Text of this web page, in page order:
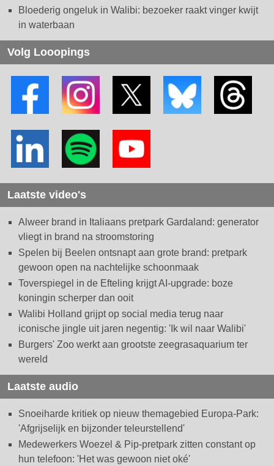
Bloederig ongeluk in Walibi: bezoeker raakt vinger kwijt
in waterbaan
Volg Looopings
Laatste video's
Alweer brand in Italiaans pretpark Gardaland: generator
vliegt in brand na stroomstoring
Spelen bij Beelen ontsnapt aan grote brand: pretpark
gewoon open na nachtelijke schoonmaak
Toverspiegel in de Efteling krijgt AI-upgrade: boze
koningin scherper dan ooit
Walibi Holland grijpt op social media terug naar
iconische jingle uit jaren negentig: 'Ik wil naar Walibi'
Burgers' Zoo werkt aan grootste zeegrasaquarium ter
wereld
Laatste audio
Snoeiharde kritiek op nieuw themagebied Europa-Park:
'Afgrijselijk en bijzonder teleurstellend'
Medewerkers Woezel & Pip-pretpark zitten constant op
hun telefoon: 'Het was gewoon niet oké'